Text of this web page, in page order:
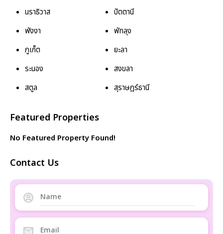
นราธิวาส
ปัตตานี
พังงา
พัทลุง
ภูเก็ต
ยะลา
ระนอง
สงขลา
สตูล
สุราษฎร์ธานี
Featured Properties
No Featured Property Found!
Contact Us